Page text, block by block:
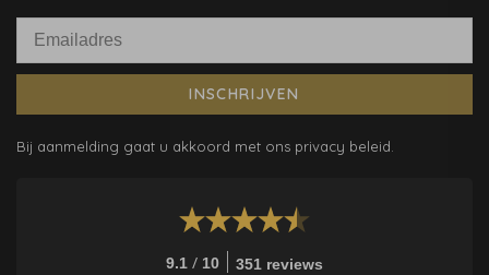
INSCHRIJVEN
Bij aanmelding gaat u akkoord met ons privacy beleid.
9.1 / 10 351 reviews